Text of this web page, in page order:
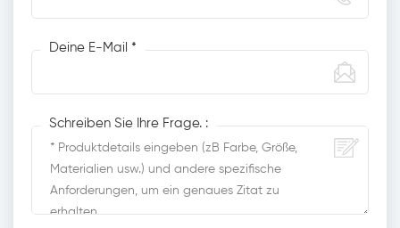
Deine E-Mail *
Schreiben Sie Ihre Frage. :